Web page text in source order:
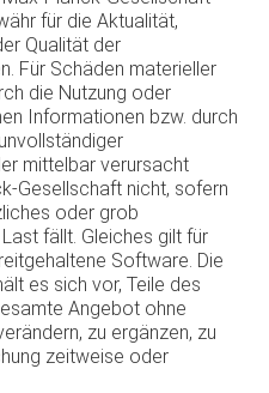
für die Aktualität,
Qualität der
Für Schäden materieller
die Nutzung oder
Informationen bzw. durch
mittelbar verursacht
Gesellschaft nicht, sofern
oder grob
fällt. Gleiches gilt für
Software. Die
es sich vor, Teile des
Angebot ohne
zu ergänzen, zu
zeitweise oder